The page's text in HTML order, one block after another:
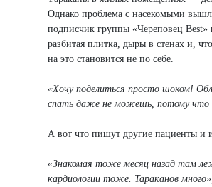
Однако проблема с насекомыми
подписчик группы «Череповец
разбитая плитка, дыры в стенах и,
на это становится не по себе.
«Хочу поделиться просто шоком!
спать даже не можешь, потому что
А вот что пишут другие пациенты и
«Знакомая тоже месяц назад там
кардиологии тоже. Тараканов